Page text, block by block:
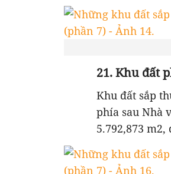
21. Khu đất
Khu đất sắp
phía sau Nhà
5.792,873